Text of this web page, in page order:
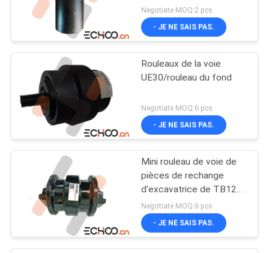
Negotiate MOQ:2 pcs
- JE NE SAIS PAS.
Rouleaux de la voie
UE30/rouleau du fond
Negotiate MOQ:6 pcs
- JE NE SAIS PAS.
Mini rouleau de voie de
pièces de rechange
d'excavatrice de TB125
Takeuchi
Negotiate MOQ:6 pcs
- JE NE SAIS PAS.